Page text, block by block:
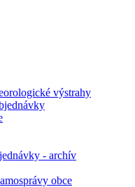
výstrahy
- archív
obce